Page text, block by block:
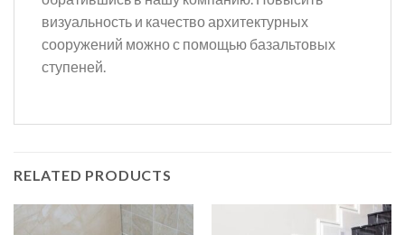
визуальность и качество архитектурных
сооружений можно с помощью базальтовых
ступеней.
RELATED PRODUCTS